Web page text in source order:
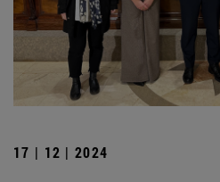
17 | 12 | 2024